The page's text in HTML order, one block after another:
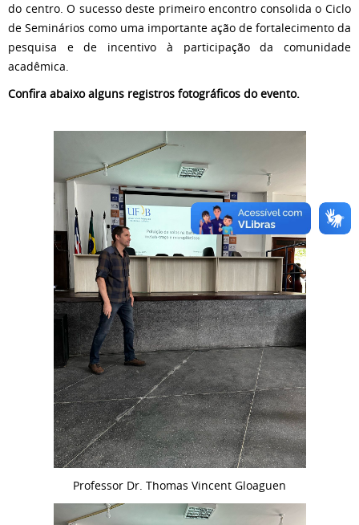
do centro. O sucesso deste primeiro encontro consolida o Ciclo
de Seminários como uma importante ação de fortalecimento da
pesquisa e de incentivo à participação da comunidade
acadêmica.
Confira abaixo alguns registros fotográficos do evento.
Professor Dr. Thomas Vincent Gloaguen